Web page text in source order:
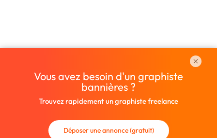
Vous avez besoin d'un graphiste
bannières ?
Trouvez rapidement un graphiste freelance
Déposer une annonce (gratuit)